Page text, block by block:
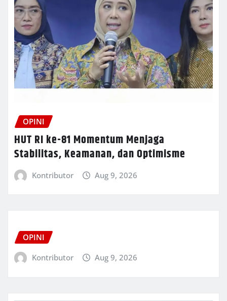
OPINI
HUT RI ke-81 Momentum Menjaga
Stabilitas, Keamanan, dan Optimisme
Kontributor Aug 9, 2026
OPINI
Kontributor
Aug 9, 2026